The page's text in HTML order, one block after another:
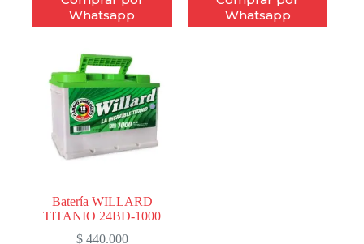
Whatsapp
Whatsapp
Batería WILLARD
TITANIO 24BD-1000
$440.000